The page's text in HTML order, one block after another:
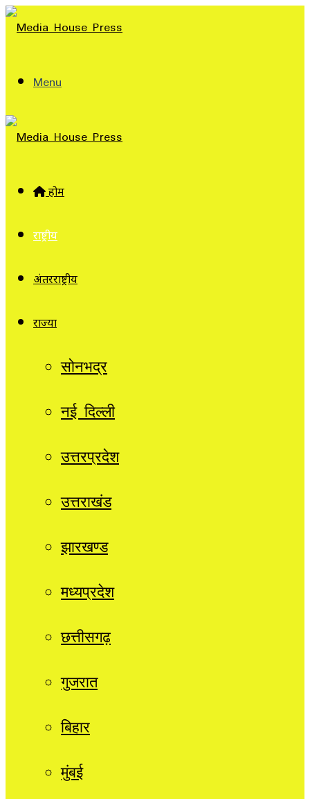
Menu
होम
राष्ट्रीय
अंतरराष्ट्रीय
राज्यों
सोनभद्र
नई दिल्ली
उत्तरप्रदेश
उत्तराखंड
झारखण्ड
मध्यप्रदेश
छत्तीसगढ़
गुजरात
बिहार
मुंबई